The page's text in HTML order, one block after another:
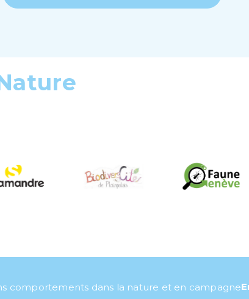
comportements dans la nature et en campagne